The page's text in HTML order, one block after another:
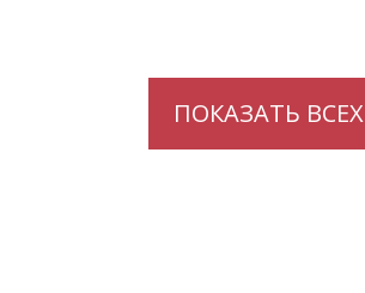
ПОКАЗАТЬ ВСЕХ